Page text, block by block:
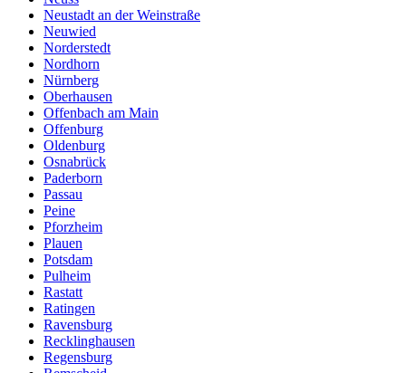
Neustadt an der Weinstraße
Neuwied
Norderstedt
Nordhorn
Nürnberg
Oberhausen
Offenbach am Main
Offenburg
Oldenburg
Osnabrück
Paderborn
Passau
Peine
Pforzheim
Plauen
Potsdam
Pulheim
Rastatt
Ratingen
Ravensburg
Recklinghausen
Regensburg